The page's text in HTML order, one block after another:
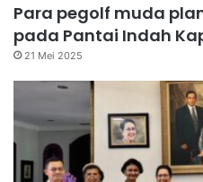
Para pegolf muda
pada Pantai Indah
21 Mei 2025